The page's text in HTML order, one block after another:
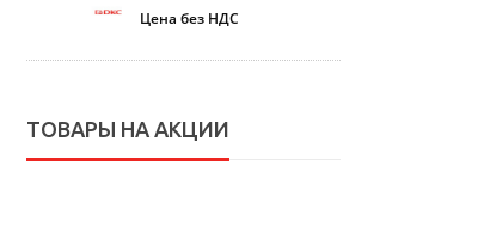
Цена без НДС
ТОВАРЫ НА АКЦИИ